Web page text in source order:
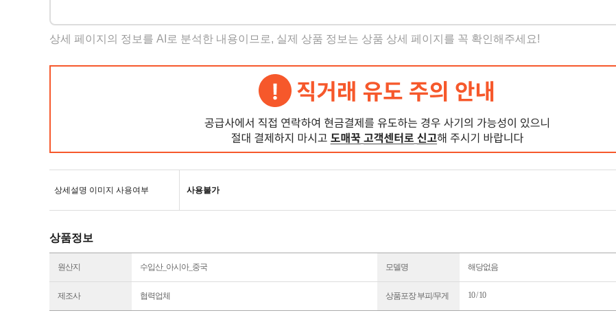
상세 페이지의 정보를 AI로 분석한 내용이므로, 실제 상품 정보는 상품 상세 페이지를 꼭 확인해주세요!
상세설명 이미지 사용여부 사용불가
상품정보
원산지 수입산_아시아_중국 모델명 해당없음
제조사 협력업체 상품포장 부피/무게 10 / 10